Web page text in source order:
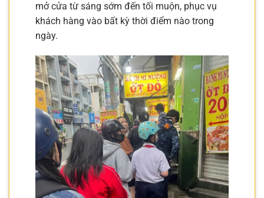
mở cửa từ sáng sớm đến tối muộn, phục vụ
khách hàng vào bất kỳ thời điểm nào trong
ngày.